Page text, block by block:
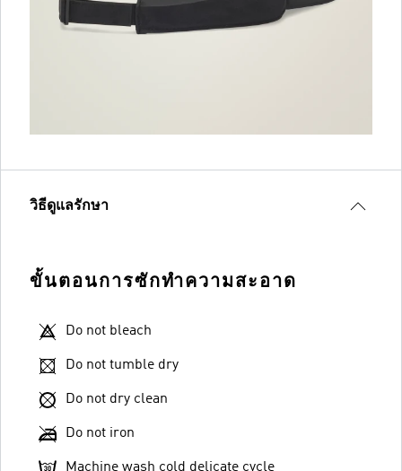
วิธีดูแลรักษา
ขั้นตอนการซักทำความสะอาด
Do not bleach
Do not tumble dry
Do not dry clean
Do not iron
Machine wash cold delicate cycle